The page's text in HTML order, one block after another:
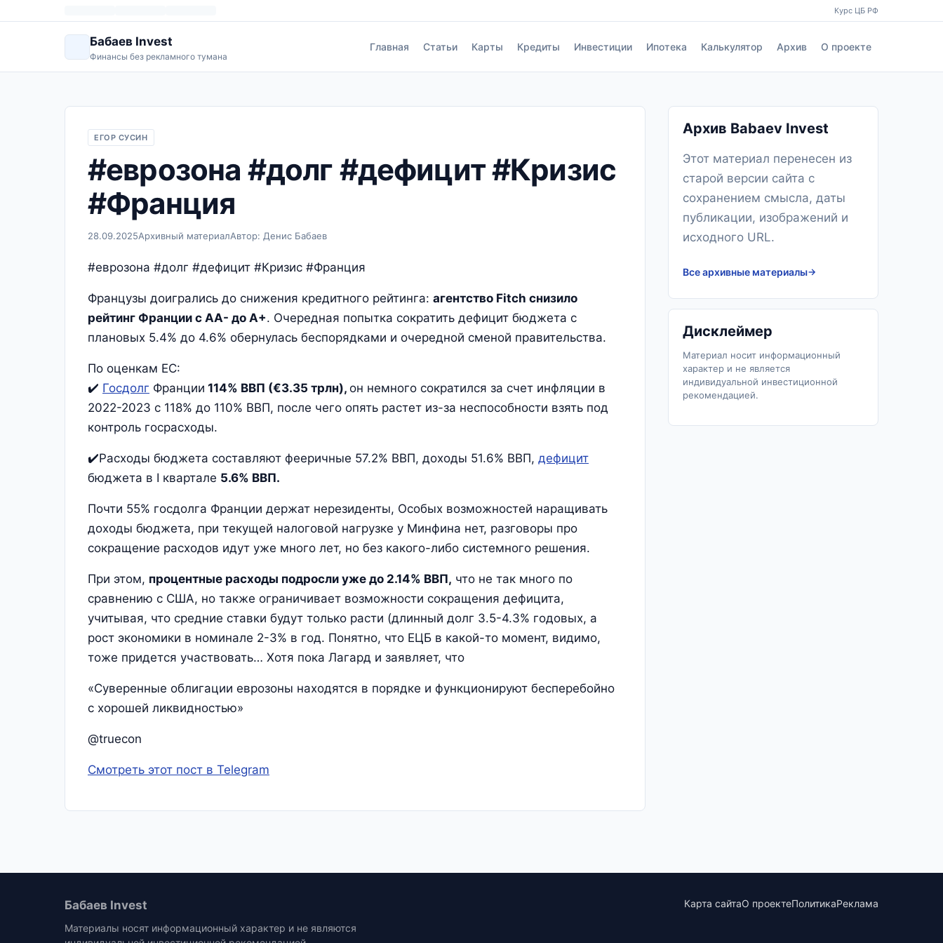
Курс ЦБ РФ
Бабаев Invest
Финансы без рекламного тумана
Главная Статьи Карты Кредиты Инвестиции Ипотека Калькулятор Архив О проекте
ЕГОР СУСИН
#еврозона #долг #дефицит #Кризис
#Франция
28.09.2025Архивный материалАвтор: Денис Бабаев
#еврозона #долг #дефицит #Кризис #Франция
Французы доигрались до снижения кредитного рейтинга: агентство Fitch снизило
рейтинг Франции с АА- до А+. Очередная попытка сократить дефицит бюджета с
плановых 5.4% до 4.6% обернулась беспорядками и очередной сменой правительства.
По оценкам ЕС:
✔️ Госдолг Франции 114% ВВП (€3.35 трлн), он немного сократился за счет инфляции в
2022-2023 с 118% до 110% ВВП, после чего опять растет из-за неспособности взять под
контроль госрасходы.
✔️Расходы бюджета составляют фееричные 57.2% ВВП, доходы 51.6% ВВП, дефицит
бюджета в I квартале 5.6% ВВП.
Почти 55% госдолга Франции держат нерезиденты, Особых возможностей наращивать
доходы бюджета, при текущей налоговой нагрузке у Минфина нет, разговоры про
сокращение расходов идут уже много лет, но без какого-либо системного решения.
При этом, процентные расходы подросли уже до 2.14% ВВП, что не так много по
сравнению с США, но также ограничивает возможности сокращения дефицита,
учитывая, что средние ставки будут только расти (длинный долг 3.5-4.3% годовых, а
рост экономики в номинале 2-3% в год. Понятно, что ЕЦБ в какой-то момент, видимо,
тоже придется участвовать… Хотя пока Лагард и заявляет, что
«Суверенные облигации еврозоны находятся в порядке и функционируют бесперебойно
с хорошей ликвидностью»
@truecon
Смотреть этот пост в Telegram
Архив Babaev Invest
Этот материал перенесен из
старой версии сайта с
сохранением смысла, даты
публикации, изображений и
исходного URL.
Все архивные материалы
Дисклеймер
Материал носит информационный
характер и не является
индивидуальной инвестиционной
рекомендацией.
Бабаев Invest
Материалы носят информационный характер и не являются
Карта сайтаО проектеПолитикаРеклама